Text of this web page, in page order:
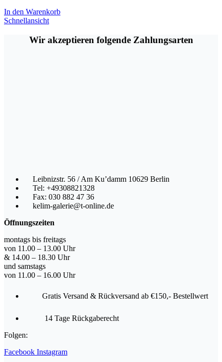
In den Warenkorb
Schnellansicht
Wir akzeptieren folgende Zahlungsarten
Leibnizstr. 56 / Am Ku’damm 10629 Berlin
Tel: +49308821328
Fax: 030 882 47 36
kelim-galerie@t-online.de
Öffnungszeiten
montags bis freitags
von 11.00 – 13.00 Uhr
& 14.00 – 18.30 Uhr
und samstags
von 11.00 – 16.00 Uhr
Gratis Versand & Rückversand ab €150,- Bestellwert
14 Tage Rückgaberecht
Folgen:
Facebook Instagram